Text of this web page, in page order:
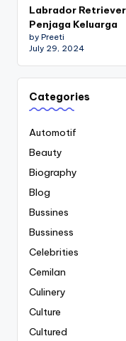
Labrador
Penjaga Keluarga
by Preeti
July 29, 2024
Categories
Automotif
Beauty
Biography
Blog
Bussines
Bussiness
Celebrities
Cemilan
Culinery
Culture
Cultured